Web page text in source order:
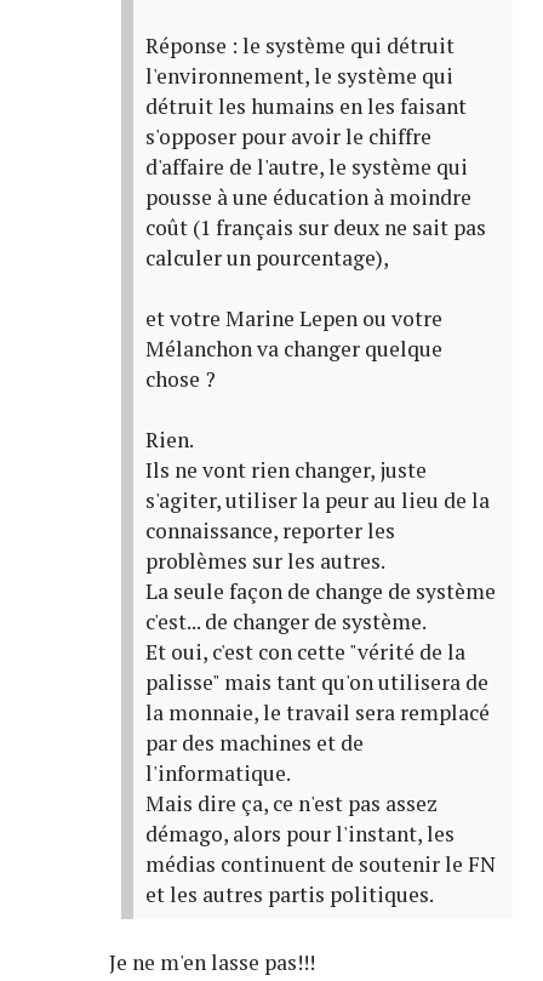
Réponse : le système qui détruit
l'environnement, le système qui
détruit les humains en les faisant
s'opposer pour avoir le chiffre
d'affaire de l'autre, le système qui
pousse à une éducation à moindre
coût (1 français sur deux ne sait pas
calculer un pourcentage),
et votre Marine Lepen ou votre
Mélanchon va changer quelque
chose ?
Rien.
Ils ne vont rien changer, juste
s'agiter, utiliser la peur au lieu de la
connaissance, reporter les
problèmes sur les autres.
La seule façon de change de système
c'est... de changer de système.
Et oui, c'est con cette "vérité de la
palisse" mais tant qu'on utilisera de
la monnaie, le travail sera remplacé
par des machines et de
l'informatique.
Mais dire ça, ce n'est pas assez
démago, alors pour l'instant, les
médias continuent de soutenir le FN
et les autres partis politiques.
Je ne m'en lasse pas!!!